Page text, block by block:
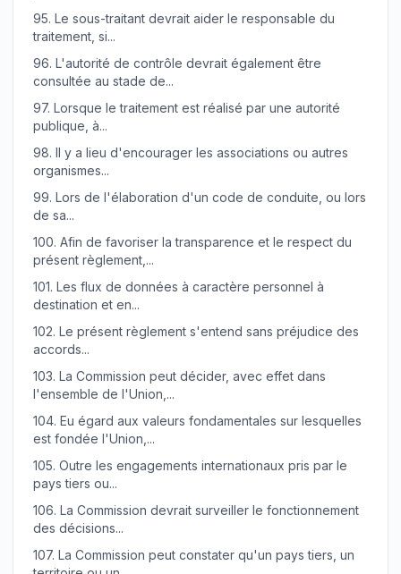
95. Le sous-traitant devrait aider le responsable du
traitement, si...
96. L'autorité de contrôle devrait également être
consultée au stade de...
97. Lorsque le traitement est réalisé par une autorité
publique, à...
98. Il y a lieu d'encourager les associations ou autres
organismes...
99. Lors de l'élaboration d'un code de conduite, ou lors
de sa...
100. Afin de favoriser la transparence et le respect du
présent règlement,...
101. Les flux de données à caractère personnel à
destination et en...
102. Le présent règlement s'entend sans préjudice des
accords...
103. La Commission peut décider, avec effet dans
l'ensemble de l'Union,...
104. Eu égard aux valeurs fondamentales sur lesquelles
est fondée l'Union,...
105. Outre les engagements internationaux pris par le
pays tiers ou...
106. La Commission devrait surveiller le fonctionnement
des décisions...
107. La Commission peut constater qu'un pays tiers, un